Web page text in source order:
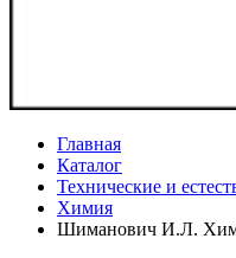
Главная
Каталог
Технические и
Химия
Шиманович И.Л.